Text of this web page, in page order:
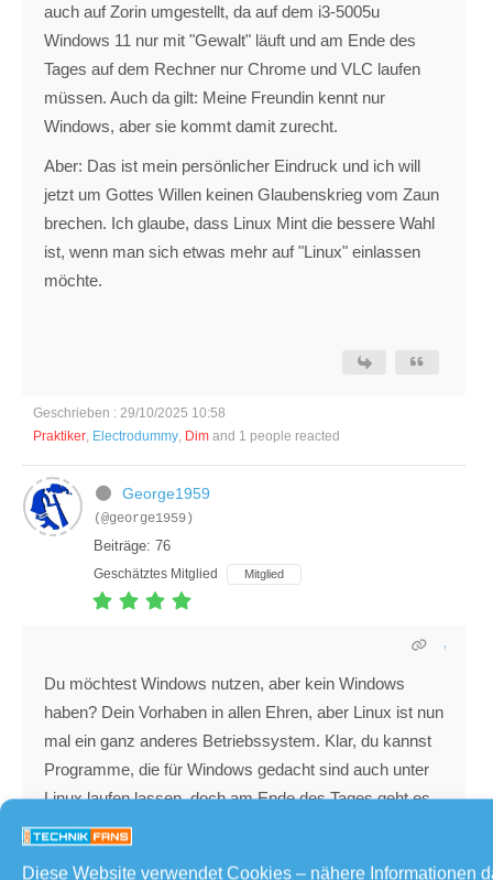
Diese Website verwendet Cookies – nähere Informationen
auch auf Zorin umgestellt, da auf dem i3-5005u
Windows 11 nur mit "Gewalt" läuft und am Ende des
Tages auf dem Rechner nur Chrome und VLC laufen
müssen. Auch da gilt: Meine Freundin kennt nur
Windows, aber sie kommt damit zurecht.
Aber: Das ist mein persönlicher Eindruck und ich will
jetzt um Gottes Willen keinen Glaubenskrieg vom Zaun
brechen. Ich glaube, dass Linux Mint die bessere Wahl
ist, wenn man sich etwas mehr auf "Linux" einlassen
möchte.
Geschrieben : 29/10/2025 10:58
Praktiker, Electrodummy, Dim and 1 people reacted
George1959
(@george1959)
Beiträge: 76
Geschätztes Mitglied Mitglied
Du möchtest Windows nutzen, aber kein Windows
haben? Dein Vorhaben in allen Ehren, aber Linux ist nun
mal ein ganz anderes Betriebssystem. Klar, du kannst
Programme, die für Windows gedacht sind auch unter
Linux laufen lassen, doch am Ende des Tages geht es
immer mit einer Lernkurve einher und niemand wird dir